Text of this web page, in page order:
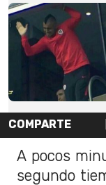
COMPARTE
A pocos
segundo